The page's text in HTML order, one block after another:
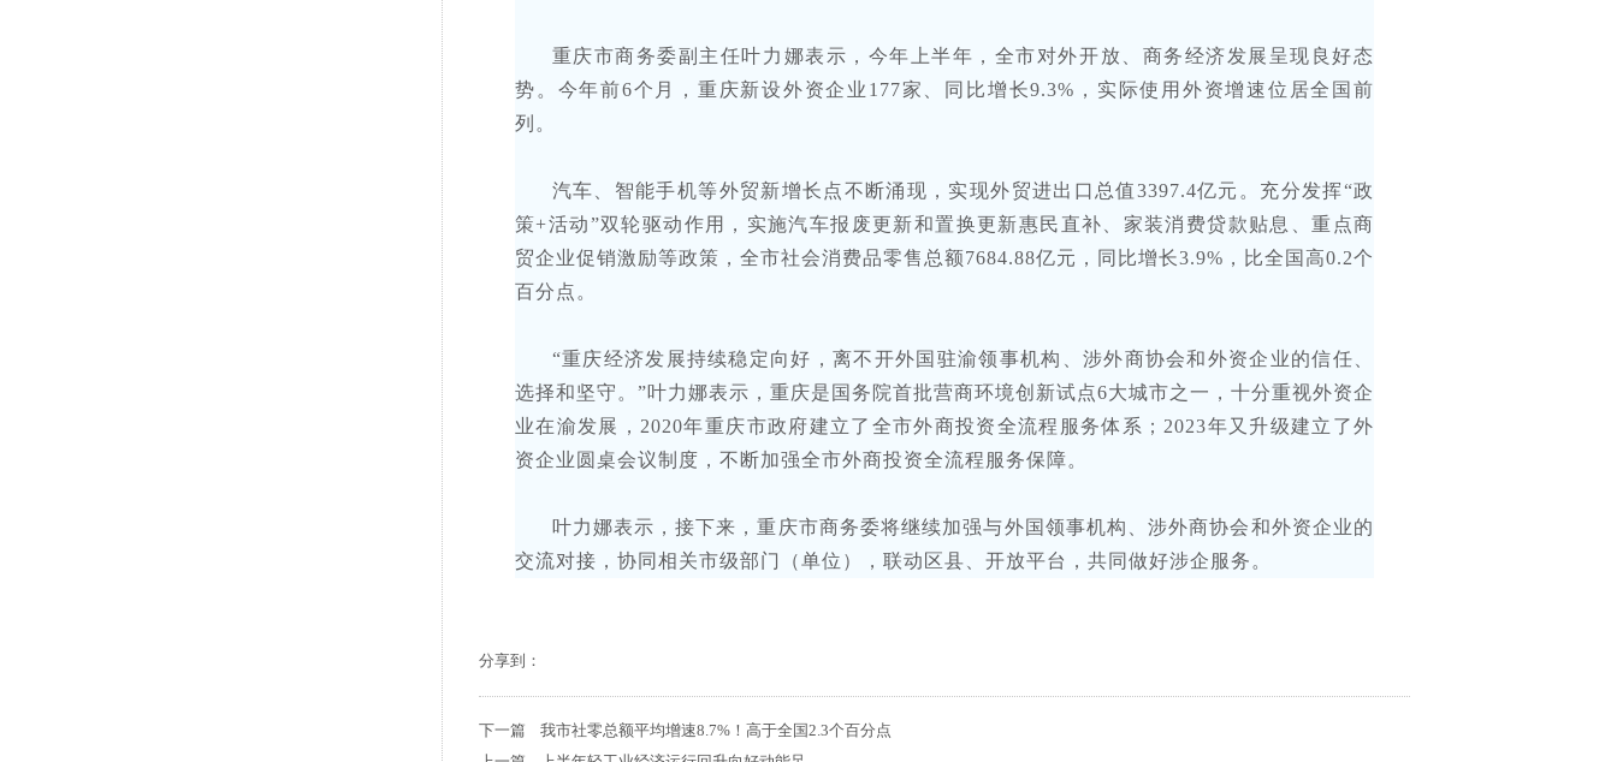
重庆市商务委副主任叶力娜表示，今年上半年，全市对外开放、商务经济发展呈现良好态
势。今年前6个月，重庆新设外资企业177家、同比增长9.3%，实际使用外资增速位居全国前
列。
汽车、智能手机等外贸新增长点不断涌现，实现外贸进出口总值3397.4亿元。充分发挥“政
策+活动”双轮驱动作用，实施汽车报废更新和置换更新惠民直补、家装消费贷款贴息、重点商
贸企业促销激励等政策，全市社会消费品零售总额7684.88亿元，同比增长3.9%，比全国高0.2个
百分点。
“重庆经济发展持续稳定向好，离不开外国驻渝领事机构、涉外商协会和外资企业的信任、
选择和坚守。”叶力娜表示，重庆是国务院首批营商环境创新试点6大城市之一，十分重视外资企
业在渝发展，2020年重庆市政府建立了全市外商投资全流程服务体系；2023年又升级建立了外
资企业圆桌会议制度，不断加强全市外商投资全流程服务保障。
叶力娜表示，接下来，重庆市商务委将继续加强与外国领事机构、涉外商协会和外资企业的
交流对接，协同相关市级部门（单位），联动区县、开放平台，共同做好涉企服务。
分享到：
下一篇 我市社零总额平均增速8.7%！高于全国2.3个百分点